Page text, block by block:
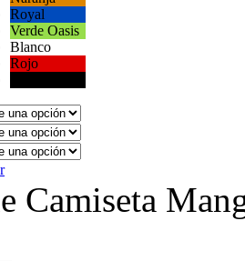
Royal
Verde Oasis
Blanco
Rojo
Camiseta